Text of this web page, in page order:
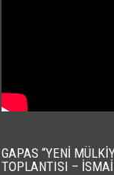
GAPAS “YENI
TOPLANTISI –